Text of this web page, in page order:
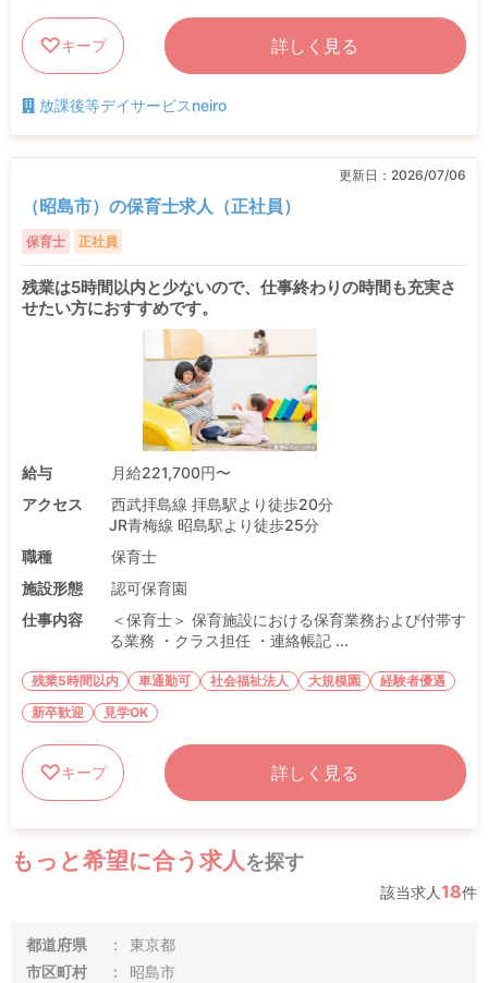
キープ 詳しく見る
放課後等デイサービスneiro
更新日： 2026/07/06
（昭島市）の保育士求人（正社員）
保育士 正社員
残業は5時間以内と少ないので、仕事終わりの時間も充実さ
せたい方におすすめです。
給与
月給221,700円〜
アクセス
西武拝島線 拝島駅より徒歩20分
JR青梅線 昭島駅より徒歩25分
職種
保育士
施設形態
認可保育園
仕事内容
＜保育士＞ 保育施設における保育業務および付帯す
る業務 ・クラス担任 ・連絡帳記 ...
残業5時間以内 車通勤可 社会福祉法人 大規模園
経験者優遇
新卒歓迎
見学OK
キープ 詳しく見る
もっと希望に合う求人を探す
該当求人18件
都道府県
東京都
市区町村
昭島市